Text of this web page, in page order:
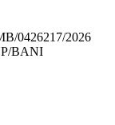
0426217/2026
BANI